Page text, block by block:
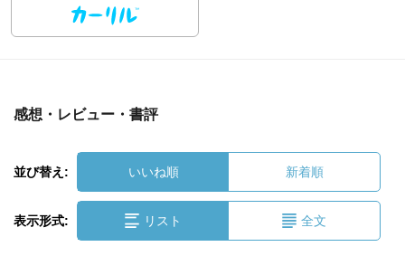
感想・レビュー・書評
並び替え: いいね順 新着順
表示形式: リスト 全文